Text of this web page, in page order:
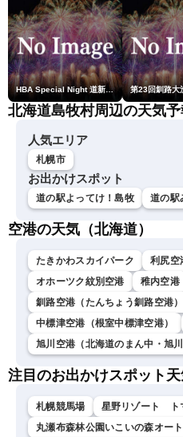
HBA Special Night 道新・秋華火（はなび）
北海道島牧村周辺の天気予
人気エリア
札幌市
お出かけスポット
道の駅よってけ！島牧 道の駅
空港の天気（北海道）
たきかわスカイパーク 利尻空
オホーツク紋別空港
稚内空港
釧路空港（たんちょう釧路空港）
中標津空港（根室中標津空港）
旭川空港（北海道のまん中・旭川
注目のお出かけスポット天
札幌競馬場
星野リゾート ト
丸瀬布森林公園いこいの森オー